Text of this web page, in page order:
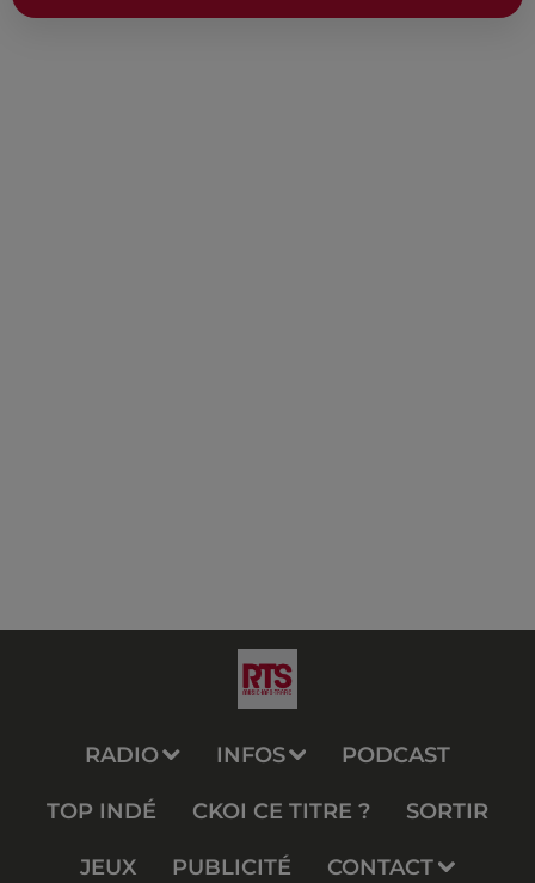
RADIO INFOS PODCAST
TOP INDÉ CKOI CE TITRE ? SORTIR
JEUX PUBLICITÉ CONTACT